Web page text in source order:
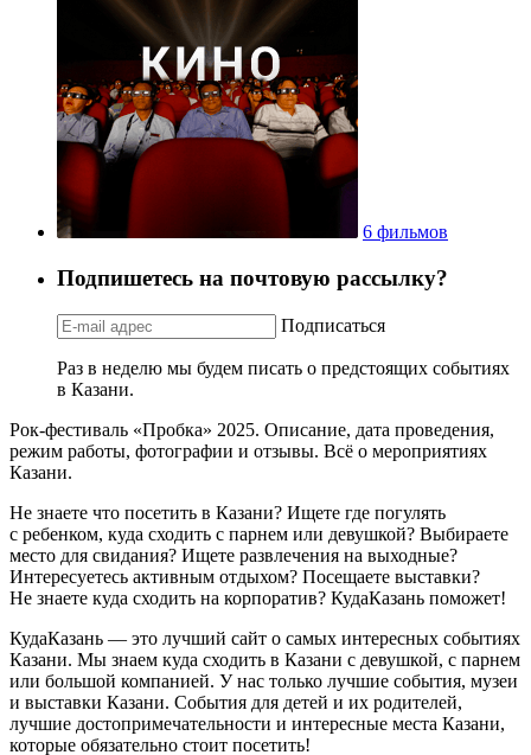
6 фильмов
Подпишетесь на почтовую рассылку?
Подписаться
Раз в неделю мы будем писать о предстоящих событиях
в Казани.
Рок-фестиваль «Пробка» 2025. Описание, дата проведения,
режим работы, фотографии и отзывы. Всё о мероприятиях
Казани.
Не знаете что посетить в Казани? Ищете где погулять
с ребенком, куда сходить с парнем или девушкой? Выбираете
место для свидания? Ищете развлечения на выходные?
Интересуетесь активным отдыхом? Посещаете выставки?
Не знаете куда сходить на корпоратив? КудаКазань поможет!
КудаКазань — это лучший сайт о самых интересных событиях
Казани. Мы знаем куда сходить в Казани с девушкой, с парнем
или большой компанией. У нас только лучшие события, музеи
и выставки Казани. События для детей и их родителей,
лучшие достопримечательности и интересные места Казани,
которые обязательно стоит посетить!